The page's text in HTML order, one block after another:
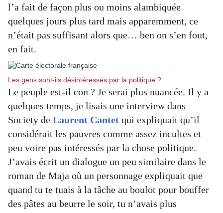
l’a fait de façon plus ou moins alambiquée
quelques jours plus tard mais apparemment, ce
n’était pas suffisant alors que… ben on s’en fout,
en fait.
Les gens sont-ils désintéressés par la politique ?
Le peuple est-il con ? Je serai plus nuancée. Il y a
quelques temps, je lisais une interview dans
Society de Laurent Cantet qui expliquait qu’il
considérait les pauvres comme assez incultes et
peu voire pas intéressés par la chose politique.
J’avais écrit un dialogue un peu similaire dans le
roman de Maja où un personnage expliquait que
quand tu te tuais à la tâche au boulot pour bouffer
des pâtes au beurre le soir, tu n’avais plus